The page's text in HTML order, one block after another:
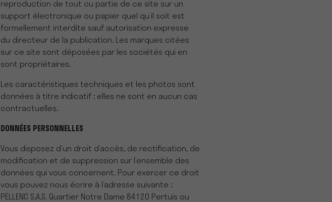
reproduction de tout ou partie de ce site sur un
support électronique ou papier quel qu’il soit est
formellement interdite sauf autorisation expresse
du directeur de la publication. Les marques citées
sur ce site sont déposées par les sociétés qui en
sont propriétaires.
Les caractéristiques techniques et les photos sont
données à titre indicatif : elles ne sont en aucun cas
contractuelles.
DONNÉES PERSONNELLES
Vous disposez d’un droit d’accès, de rectification, de
modification et de suppression sur l’ensemble des
données qui vous concernent. Pour exercer ce droit
vous pouvez nous écrire à l’adresse suivante :
PELLENC S.A.S. Quartier Notre Dame 84120 Pertuis ou